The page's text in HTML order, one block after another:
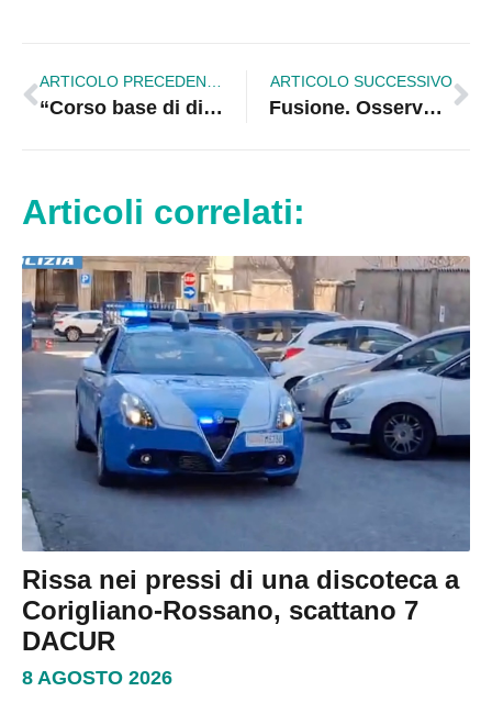
“Corso base di dizione” per gli studenti del Liceo Scientifico di Rossano
ARTICOLO SUCCESSIVO
Fusione. Osservatorio: si punta sulla partecipazione attiva
Articoli correlati:
Rissa nei pressi di una discoteca a
Corigliano-Rossano, scattano 7
DACUR
8 AGOSTO 2026